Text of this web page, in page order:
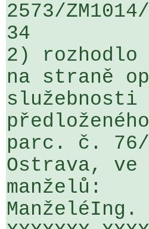
2573/
34
2) rozhodlo
na straně
parc. č. 76/
Ostrava, ve
manželů:
ManželéIng.